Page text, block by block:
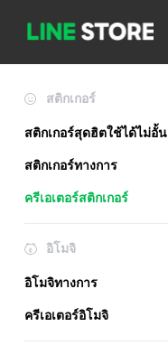
สติกเกอร์
สติกเกอร์สุดฮิตใช้ได้ไม่อั้น
สติกเกอร์ทางการ
ครีเอเตอร์สติกเกอร์
อิโมจิ
อิโมจิทางการ
ครีเอเตอร์อิโมจิ